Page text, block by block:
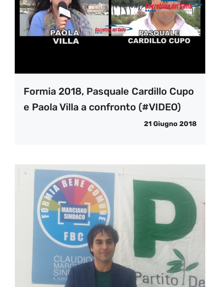
Formia 2018, Pasquale Cardillo Cupo
e Paola Villa a confronto (#VIDEO)
21 Giugno 2018